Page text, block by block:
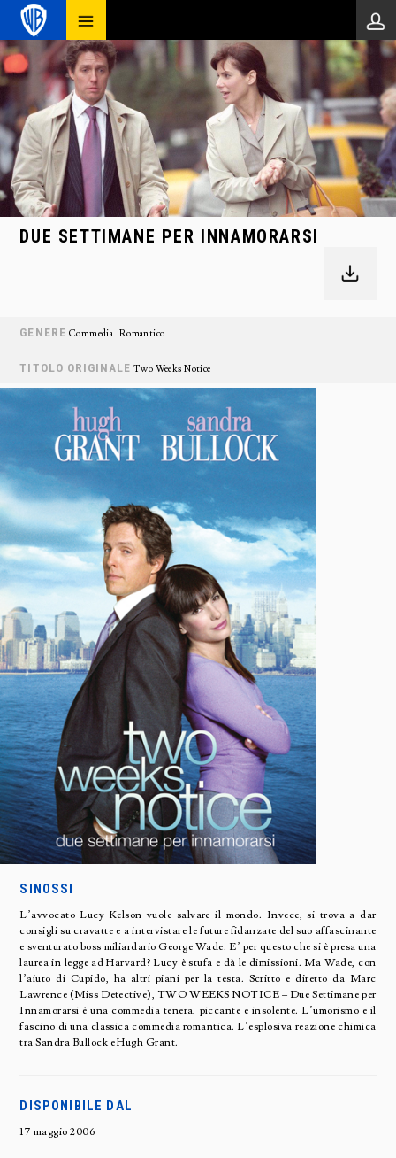
DUE SETTIMANE PER INNAMORARSI
GENERE Commedia Romantico
TITOLO ORIGINALE Two Weeks Notice
SINOSSI
L’avvocato Lucy Kelson vuole salvare il mondo. Invece, si trova a dar
consigli su cravatte e a intervistare le future fidanzate del suo affascinante
e sventurato boss miliardario George Wade. E’ per questo che si è presa una
laurea in legge ad Harvard? Lucy è stufa e dà le dimissioni. Ma Wade, con
l’aiuto di Cupido, ha altri piani per la testa. Scritto e diretto da Marc
Lawrence (Miss Detective), TWO WEEKS NOTICE – Due Settimane per
Innamorarsi è una commedia tenera, piccante e insolente. L’umorismo e il
fascino di una classica commedia romantica. L’esplosiva reazione chimica
tra Sandra Bullock e Hugh Grant.
DISPONIBILE DAL
17 maggio 2006